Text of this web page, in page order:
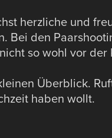
herzliche und
Bei den
so wohl vor der
Überblick.
haben wollt.